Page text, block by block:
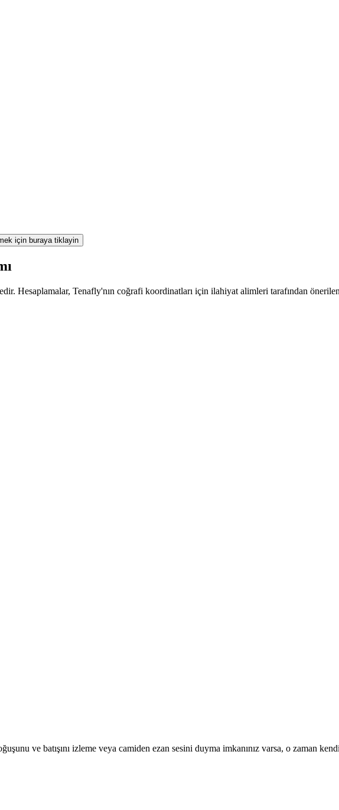
için buraya tiklayin
Hesaplamalar, Tenafly'nın coğrafi koordinatları için ilahiyat alimleri tarafından önerilen
ve batışını izleme veya camiden ezan sesini duyma imkanınız varsa, o zaman